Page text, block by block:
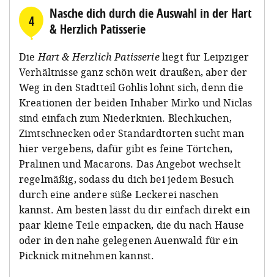
4
Nasche dich durch die Auswahl in der Hart
& Herzlich Patisserie
DieHart & Herzlich Patisserieliegt für Leipziger
Verhältnisse ganz schön weit draußen, aber der
Weg in den Stadtteil Gohlis lohnt sich, denn die
Kreationen der beiden Inhaber Mirko und Niclas
sind einfach zum Niederknien. Blechkuchen,
Zimtschnecken oder Standardtorten sucht man
hier vergebens, dafür gibt es feine Törtchen,
Pralinen und Macarons. Das Angebot wechselt
regelmäßig, sodass du dich bei jedem Besuch
durch eine andere süße Leckerei naschen
kannst. Am besten lässt du dir einfach direkt ein
paar kleine Teile einpacken, die du nach Hause
oder in den nahe gelegenen Auenwald für ein
Picknick mitnehmen kannst.